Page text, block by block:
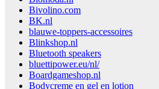
Bivolino.com
BK.nl
blauwe-toppers-accessoires
Blinkshop.nl
Bluetooth speakers
bluettipower.eu/nl/
Boardgameshop.nl
Bodycreme en gel en lotion